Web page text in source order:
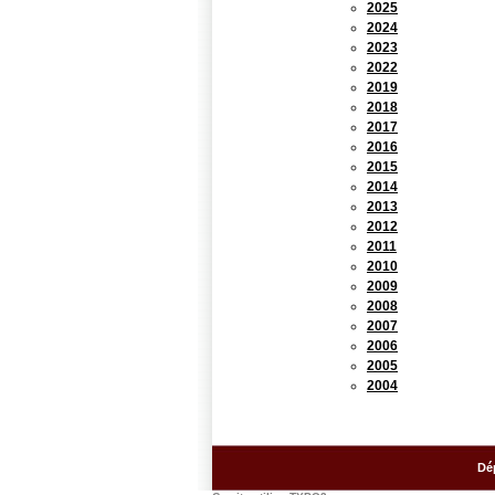
2025
2024
2023
2022
2019
2018
2017
2016
2015
2014
2013
2012
2011
2010
2009
2008
2007
2006
2005
2004